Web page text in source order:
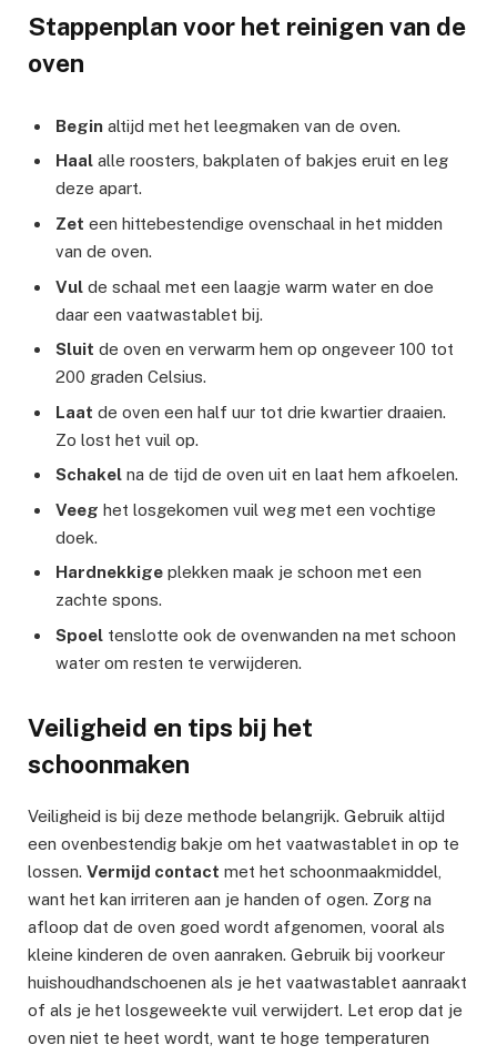
Stappenplan voor het reinigen van de
oven
Begin altijd met het leegmaken van de oven.
Haal alle roosters, bakplaten of bakjes eruit en leg
deze apart.
Zet een hittebestendige ovenschaal in het midden
van de oven.
Vul de schaal met een laagje warm water en doe
daar een vaatwastablet bij.
Sluit de oven en verwarm hem op ongeveer 100 tot
200 graden Celsius.
Laat de oven een half uur tot drie kwartier draaien.
Zo lost het vuil op.
Schakel na de tijd de oven uit en laat hem afkoelen.
Veeg het losgekomen vuil weg met een vochtige
doek.
Hardnekkige plekken maak je schoon met een
zachte spons.
Spoel tenslotte ook de ovenwanden na met schoon
water om resten te verwijderen.
Veiligheid en tips bij het
schoonmaken
Veiligheid is bij deze methode belangrijk. Gebruik altijd
een ovenbestendig bakje om het vaatwastablet in op te
lossen. Vermijd contact met het schoonmaakmiddel,
want het kan irriteren aan je handen of ogen. Zorg na
afloop dat de oven goed wordt afgenomen, vooral als
kleine kinderen de oven aanraken. Gebruik bij voorkeur
huishoudhandschoenen als je het vaatwastablet aanraakt
of als je het losgeweekte vuil verwijdert. Let erop dat je
oven niet te heet wordt, want te hoge temperaturen